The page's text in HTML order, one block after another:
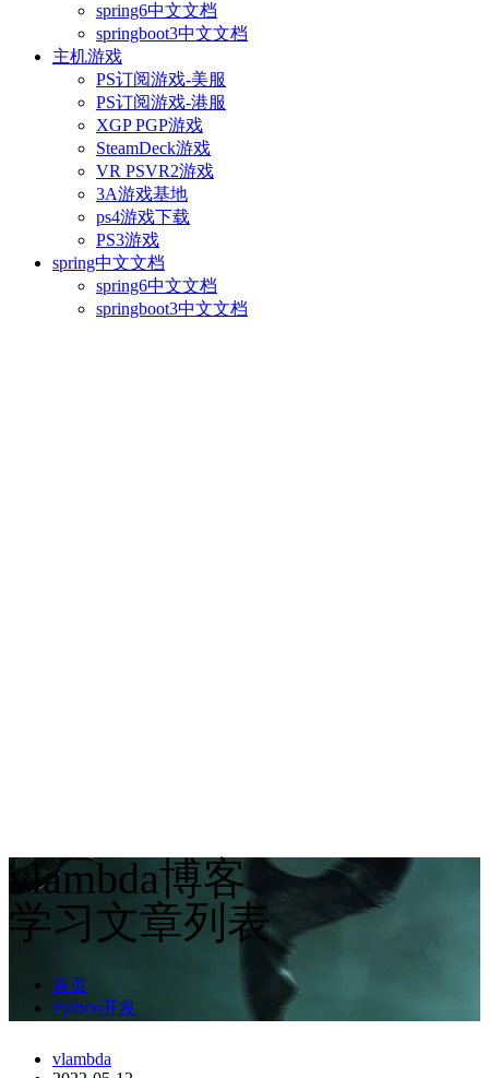
spring6中文文档
springboot3中文文档
主机游戏
PS订阅游戏-美服
PS订阅游戏-港服
XGP PGP游戏
SteamDeck游戏
VR PSVR2游戏
3A游戏基地
ps4游戏下载
PS3游戏
spring中文文档
spring6中文文档
springboot3中文文档
vlambda博客
学习文章列表
首页
Python开发
vlambda